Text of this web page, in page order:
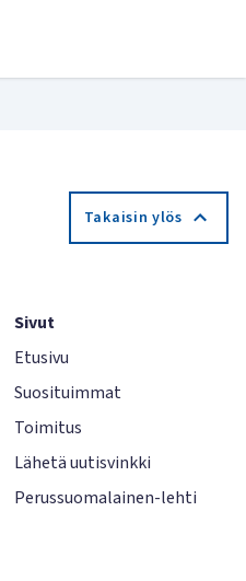
Takaisin ylös
Sivut
Etusivu
Suosituimmat
Toimitus
Lähetä uutisvinkki
Perussuomalainen-lehti